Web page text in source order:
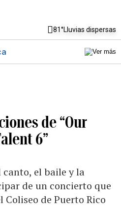
81°Lluvias dispersas
de “Our
6”
canto, el baile y la
de un concierto que
Coliseo de Puerto Rico